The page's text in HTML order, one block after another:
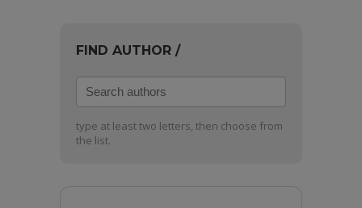
FIND AUTHOR /
Search
authors
type at least two letters, then choose from
the list.